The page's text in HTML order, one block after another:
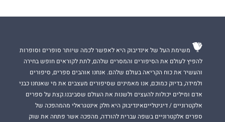
משימת העל של אינדיבוק היא לאפשר לכמה שיותר סופרים וסופרות
להפיץ לעולם את הסיפורים והמסרים שלהם, לתת לקוראים חופש בחירה
והעשיר את כוח הקריאה בעולם שלהם. אנחנו אוהבים ספרים, סיפורים
ולמידה, בדיוק כמוכם, אנו מאמינים שסיפורים מעצבים את מי שאנחנו כבני
אדם ומילים יכולות להעצים ולשנות את העולם שסביבנו.קצת על ספרים
אלקטרוניים / דיגיטלייםאינדיבוק היא חלק אינטגראלי מהמהפכה של
ספרים אלקטרוניים בשפה עברית להורדה, מהפכה אשר פתחה את שוק